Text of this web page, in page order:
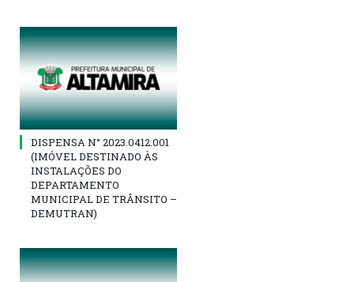
DISPENSA N° 2023.0412.001
(IMÓVEL DESTINADO ÀS
INSTALAÇÕES DO
DEPARTAMENTO
MUNICIPAL DE TRÂNSITO –
DEMUTRAN)